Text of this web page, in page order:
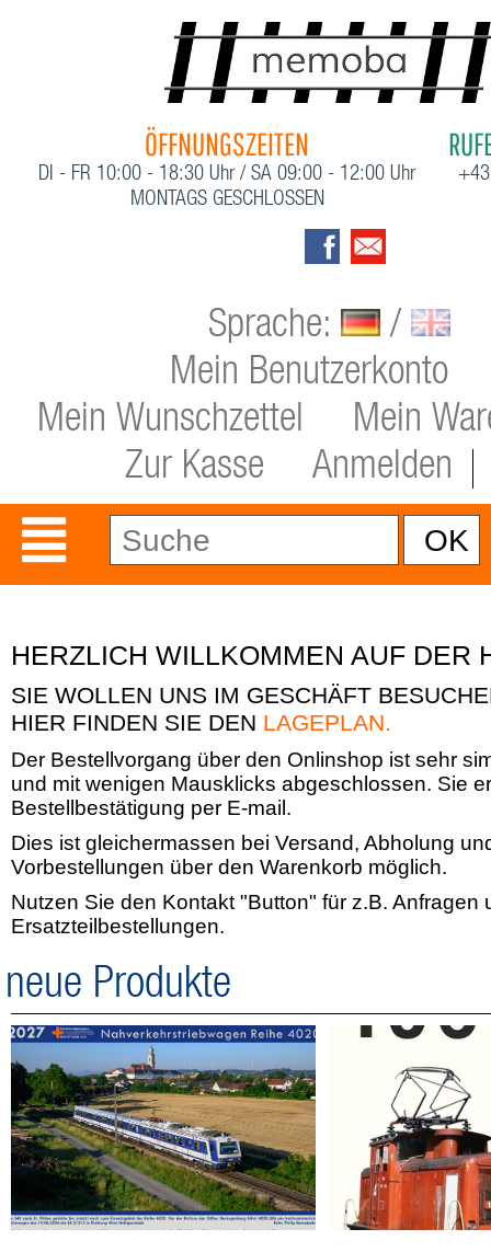
ÖFFNUNGSZEITEN
DI - FR 10:00 - 18:30 Uhr / SA 09:00 - 12:00 Uhr
MONTAGS GESCHLOSSEN
Sprache:
/
Mein Benutzerkonto
Mein Wunschzettel
Mein
Zur Kasse
Anmelden
HERZLICH WILLKOMMEN AUF DER
SIE WOLLEN UNS IM GESCHÄFT
HIER FINDEN SIE DEN LAGEPLAN.
Der Bestellvorgang über den Onlinshop ist sehr
und mit wenigen Mausklicks abgeschlossen. Sie
Bestellbestätigung per E-mail.
Dies ist gleichermassen bei Versand, Abholung
Vorbestellungen über den Warenkorb möglich.
Nutzen Sie den Kontakt "Button" für z.B. Anfragen
Ersatzteilbestellungen.
neue Produkte